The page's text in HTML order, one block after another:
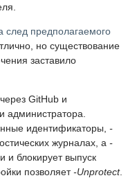
след предполагаемого
но существование
заставило
GitHub и
администратора.
идентификаторы, -
журналах, а -
и блокирует выпуск
позволяет-Unprotect.